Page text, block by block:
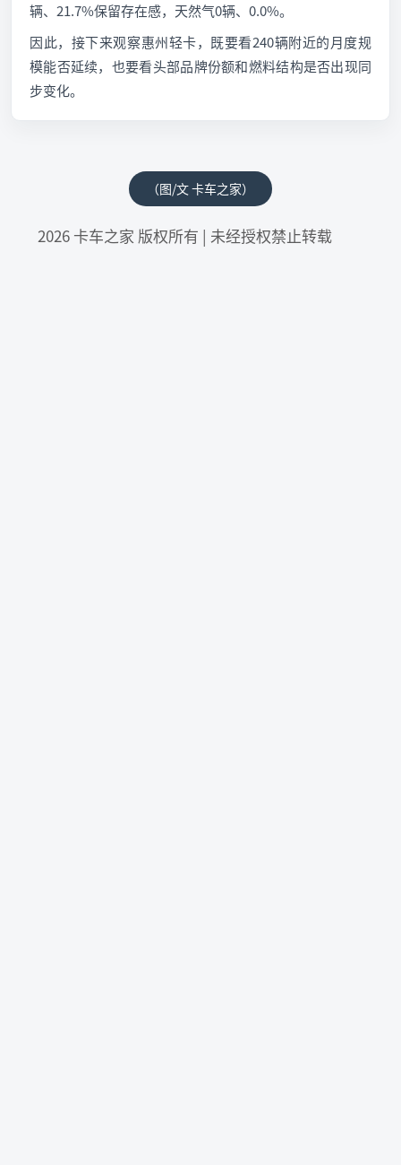
辆、21.7%保留存在感，天然气0辆、0.0%。
因此，接下来观察惠州轻卡，既要看240辆附近的月度规
模能否延续，也要看头部品牌份额和燃料结构是否出现同
步变化。
（图/文 卡车之家）
2026 卡车之家 版权所有 | 未经授权禁止转载